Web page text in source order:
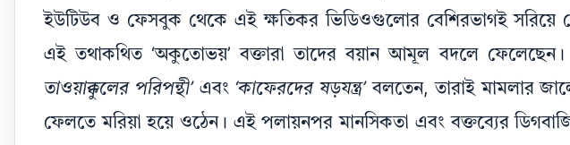
ইউটিউব ও ফেসবুক থেকে এই ক্ষতিকর ভিডিওগুলোর বেশিরভাগই সরিয়ে
এই তথাকথিত ‘অকুতোভয়’ বক্তারা তাদের বয়ান আমূল বদলে ফেলেছেন।
তাওয়াক্কুলের পরিপন্থী’এবং ‘কাফেরদের ষড়যন্ত্র’ বলতেন, তারাই মামলার
ফেলতে মরিয়া হয়ে ওঠেন। এই পলায়নপর মানসিকতা এবং বক্তব্যের